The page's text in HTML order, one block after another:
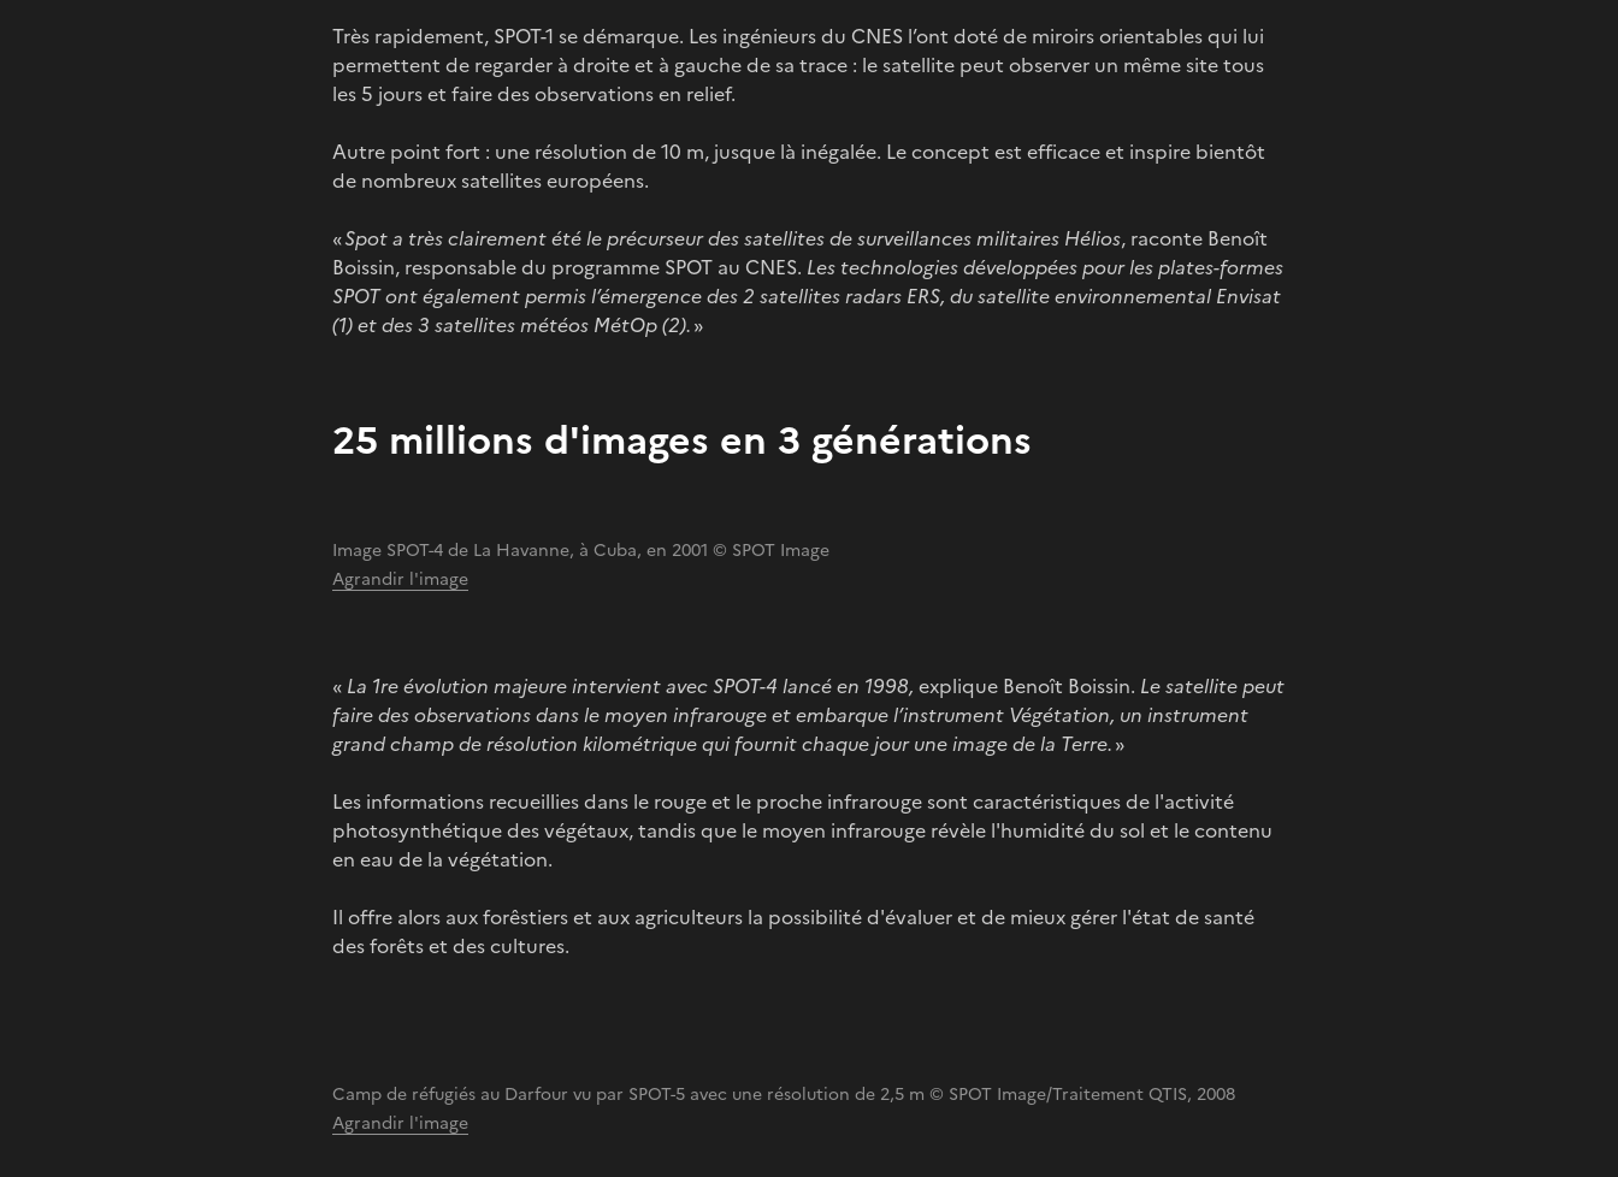
Très rapidement, SPOT-1 se démarque. Les ingénieurs du CNES l’ont doté de miroirs orientables qui lui
permettent de regarder à droite et à gauche de sa trace : le satellite peut observer un même site tous
les 5 jours et faire des observations en relief.
Autre point fort : une résolution de 10 m, jusque là inégalée. Le concept est efficace et inspire bientôt
de nombreux satellites européens.
«Spot a très clairement été le précurseur des satellites de surveillances militaires Hélios, raconte Benoît
Boissin, responsable du programme SPOT au CNES. Les technologies développées pour les plates-formes
SPOT ont également permis l’émergence des 2 satellites radars ERS, du satellite environnemental Envisat
(1) et des 3 satellites météos MétOp (2).»
25 millions d'images en 3 générations
Image SPOT-4 de La Havanne, à Cuba, en 2001 © SPOT Image
Agrandir l'image
« La 1re évolution majeure intervient avec SPOT-4 lancé en 1998, explique Benoît Boissin. Le satellite peut
faire des observations dans le moyen infrarouge et embarque l’instrument Végétation, un instrument
grand champ de résolution kilométrique qui fournit chaque jour une image de la Terre.»
Les informations recueillies dans le rouge et le proche infrarouge sont caractéristiques de l'activité
photosynthétique des végétaux, tandis que le moyen infrarouge révèle l'humidité du sol et le contenu
en eau de la végétation.
Il offre alors aux forêstiers et aux agriculteurs la possibilité d'évaluer et de mieux gérer l'état de santé
des forêts et des cultures.
Camp de réfugiés au Darfour vu par SPOT-5 avec une résolution de 2,5 m © SPOT Image/Traitement QTIS, 2008
Agrandir l'image